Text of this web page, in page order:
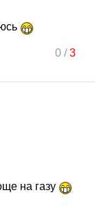
0/3
на газу